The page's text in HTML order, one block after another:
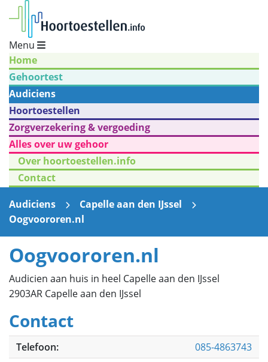
Menu
Home
Gehoortest
Audiciens
Hoortoestellen
Zorgverzekering & vergoeding
Alles over uw gehoor
Over hoortoestellen.info
Contact
Audiciens
Capelle aan den IJssel
Oogvoororen.nl
Oogvoororen.nl
Audicien aan huis in heel Capelle aan den IJssel
2903AR Capelle aan den IJssel
Contact
Telefoon:
085-4863743